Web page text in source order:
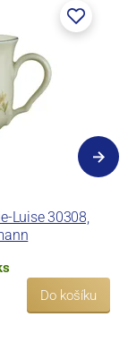
Luise 30308,
Do košíku